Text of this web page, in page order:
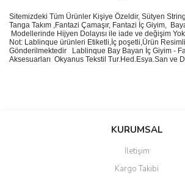
Sitemizdeki Tüm Ürünler Kişiye Özeldir, Sütyen String
Tanga Takım ,Fantazi Çamaşır, Fantazi İç Giyim,
Modellerinde Hijyen Dolayısı ile iade ve değişim
Not: Lablinque ürünleri Etiketli,İç poşetli,Ürün
Gönderilmektedir
Lablinque Bay Bayan ç Giyim -
Aksesuarları Okyanus Tekstil Tur.Hed.Esya.San ve D
Bu ürüne ilk yorumu siz yapın!
Ürün resmi kalitesiz, bozuk veya
KURUMSAL
İletişim
Kargo Takibi